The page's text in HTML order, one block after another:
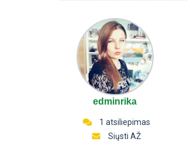
edminrika
1 atsiliepimas
Siųsti AŽ